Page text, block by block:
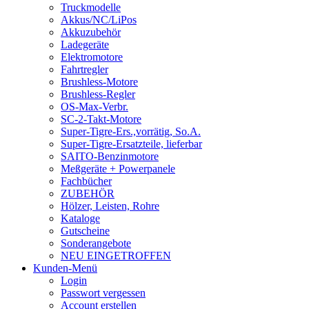
Truckmodelle
Akkus/NC/LiPos
Akkuzubehör
Ladegeräte
Elektromotore
Fahrtregler
Brushless-Motore
Brushless-Regler
OS-Max-Verbr.
SC-2-Takt-Motore
Super-Tigre-Ers.,vorrätig, So.A.
Super-Tigre-Ersatzteile, lieferbar
SAITO-Benzinmotore
Meßgeräte + Powerpanele
Fachbücher
ZUBEHÖR
Hölzer, Leisten, Rohre
Kataloge
Gutscheine
Sonderangebote
NEU EINGETROFFEN
Kunden-Menü
Login
Passwort vergessen
Account erstellen